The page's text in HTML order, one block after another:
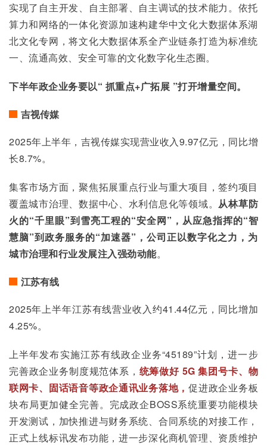
实现了自主开发、自主部署、自主调试的技术能力。依托
算力和网络的一体化资源加速构建华中文化大数据体系湖
北文化专网，将文化大数据体系全产业链条打造为标准统
一、流通高效、安全可靠的文化数字化生态圈。
下半年政企业务要以“ 抓重点+广拓展 ”打开增量空间。
吉视传媒
2025年上半年，吉视传媒实现营业收入9.97亿元，同比增
长8.7%。
集客市场方面，聚焦拓展重点行业与重大项目，签约项目
覆盖城市治理、数据中心、水利信息化等领域。 从林草防
火的“千里眼”到雪亮工程的“安全网”，从应急指挥的“智
慧脑”到政务服务的“加速器”，公司正以数字化之力，为
城市治理和行业发展注入强劲动能。
江苏有线
2025年上半年江苏有线营业收入约41.44亿元，同比增加
4.25%。
上半年发布实施江苏有线政企业务“45189”计划，进一步
完善政企业务制度规范体系， 统筹做好 5G 集团号卡、物
联网卡、固话语音等政企通讯业务落地，促进政企业务板
块布局更加健全完善。完成政企BOSS系统重要功能模块
开发测试，加快推进与财务系统、合同系统的对接工作，
正式上线标讯发布功能，进一步深化商机管理、资质维护